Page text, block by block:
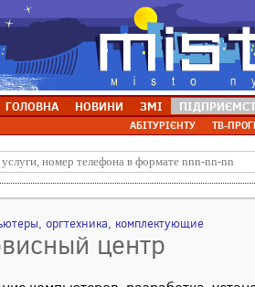
ГОЛОВНА НОВИНИ ЗМІ
АБІТУРІЄНТУ ТВ-
оргтехника, комплектующие
центр